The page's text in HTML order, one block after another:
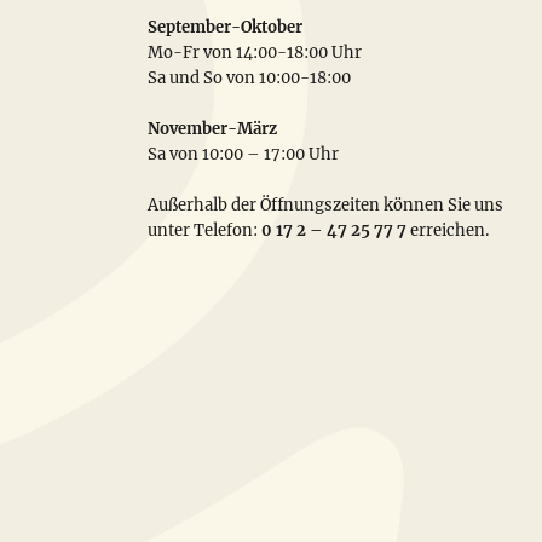
September-Oktober
Mo-Fr von 14:00-18:00 Uhr
Sa und So von 10:00-18:00
November-März
Sa von 10:00 – 17:00 Uhr
Außerhalb der Öffnungszeiten können Sie uns
unter Telefon: 0 17 2 – 47 25 77 7erreichen.